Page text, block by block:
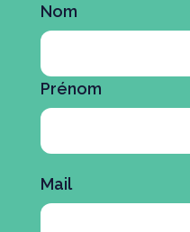
Nom
Prénom
Mail